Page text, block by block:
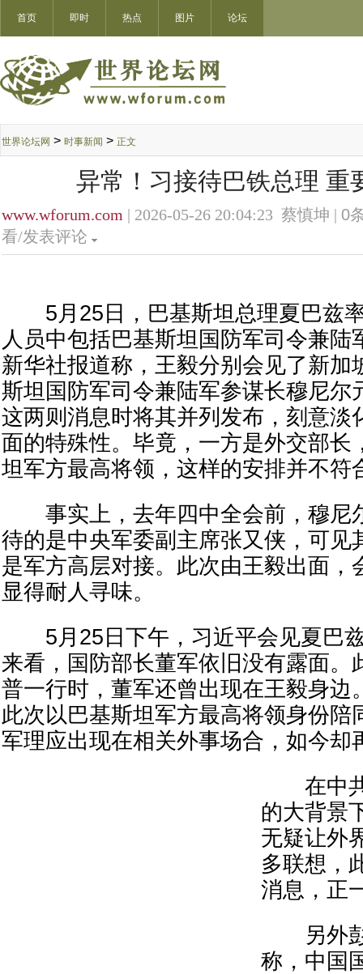
首页 即时 热点 图片 论坛
世界论坛网 > 时事新闻 > 正文
异常！习接待巴铁总理 重
www.wforum.com | 2026-05-26 20:04:23 蔡慎坤 | 0
看/发表评论
5月25日，巴基斯坦总理夏巴兹
人员中包括巴基斯坦国防军司令兼陆
新华社报道称，王毅分别会见了新加
斯坦国防军司令兼陆军参谋长穆尼尔
这两则消息时将其并列发布，刻意淡
面的特殊性。毕竟，一方是外交部长
坦军方最高将领，这样的安排并不符
事实上，去年四中全会前，穆尼
待的是中央军委副主席张又侠，可见
是军方高层对接。此次由王毅出面，
显得耐人寻味。
5月25日下午，习近平会见夏巴
来看，国防部长董军依旧没有露面。
普一行时，董军还曾出现在王毅身边
此次以巴基斯坦军方最高将领身份陪
军理应出现在相关外事场合，如今却
在中共
的大背景
无疑让外
多联想，
消息，正
另外彭
称，中国